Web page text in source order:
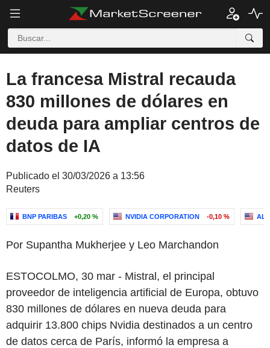
La francesa Mistral recauda
830 millones de dólares en
deuda para ampliar centros de
datos de IA
Publicado el 30/03/2026 a 13:56
Reuters
BNP PARIBAS +0,20 % NVIDIA CORPORATION -0,10 %
Por Supantha Mukherjee y Leo Marchandon
ESTOCOLMO, 30 mar - Mistral, el principal
proveedor de inteligencia artificial de Europa, obtuvo
830 millones de dólares en nueva deuda para
adquirir 13.800 chips Nvidia destinados a un centro
de datos cerca de París, informó la empresa a